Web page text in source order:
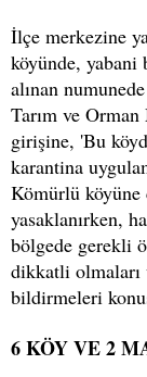
İlçe merkezine
köyünde, yabani
alınan
Tarım ve
girişine, 'Bu
karantina
Kömürlü köyüne
yasaklanırken,
bölgede gerekli
dikkatli olmaları
bildirmeleri
6 KÖY VE 2